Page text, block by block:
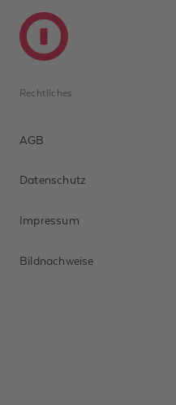
Rechtliches
AGB
Datenschutz
Impressum
Bildnachweise